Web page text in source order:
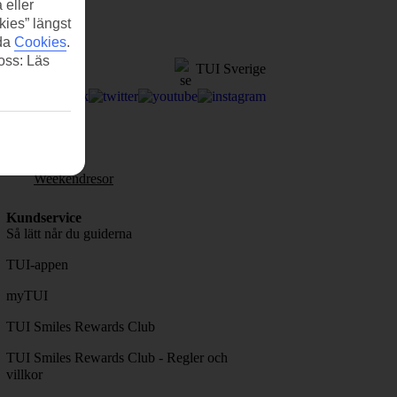
TUI Sverige
Weekendresor
Kundservice
Så lätt når du guiderna
TUI-appen
myTUI
TUI Smiles Rewards Club
TUI Smiles Rewards Club - Regler och
villkor
eller
längst
Cookies.
Läs